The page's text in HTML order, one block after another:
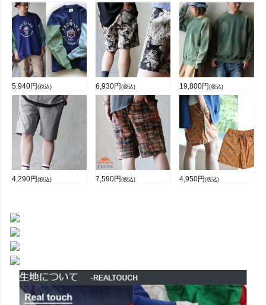
5,940円 (税込) 6,930円 (税込) 19,800円 (税込)
4,290円 (税込) 7,590円 (税込) 4,950円 (税込)